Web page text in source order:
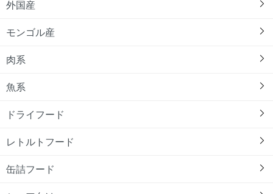
外国産
モンゴル産
肉系
魚系
ドライフード
レトルトフード
缶詰フード